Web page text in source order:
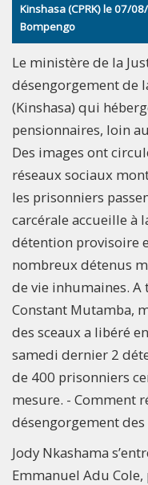
Kinshasa (CPRK) le 07/
Bompengo
Le ministère de la
désengorgement de
(Kinshasa) qui
pensionnaires, loin
Des images ont
réseaux sociaux
les prisonniers
carcérale accueille à
détention provisoire
nombreux détenus
de vie inhumaines.
Constant Mutamba,
des sceaux a libéré
samedi dernier 2
de 400 prisonniers
mesure. - Comment
désengorgement des
Jody Nkashama
Emmanuel Adu